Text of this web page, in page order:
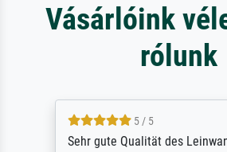
Vásárlóink
rólunk
5 / 5
Sehr gute Qualität des